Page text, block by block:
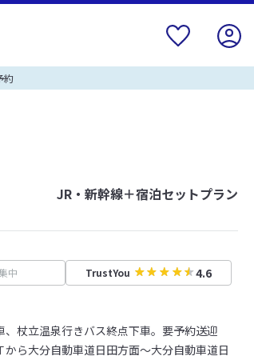
約
JR・新幹線＋宿泊セットプラン
中 TrustYou 4.6
杖立温泉行きバス終点下車。要予約送迎
ら大分自動車道日田方面～大分自動車道日